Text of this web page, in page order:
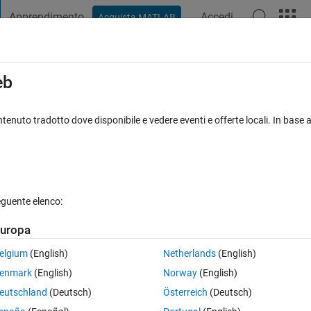
Apprendimento Acquista MATLAB Accedi
0 voti
edges.
of memory when using the command cyclebasis(G).
tradotto dove disponibile e vedere eventi e offerte locali. In
elenco:
(English)
(English)
(Deutsch)
Netherlands(English)
Norway(English)
Österreich (Deutsch)